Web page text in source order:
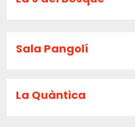
Sala Pangolí
La Quàntica